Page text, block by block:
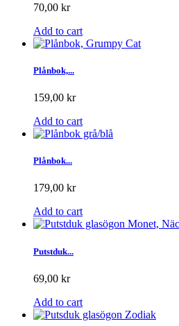
70,00 kr
Add to cart
Plånbok,...
159,00 kr
Add to cart
Plånbok...
179,00 kr
Add to cart
Putstduk...
69,00 kr
Add to cart